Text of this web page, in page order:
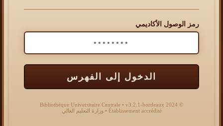
رمز الوصول الأكاديمي
الدخول إلى الفهرس
© 2024 Bibliothèque Universitaire Centrale • v3.2.1-bordeaux
Établissement accrédité • وزارة التعليم العالي